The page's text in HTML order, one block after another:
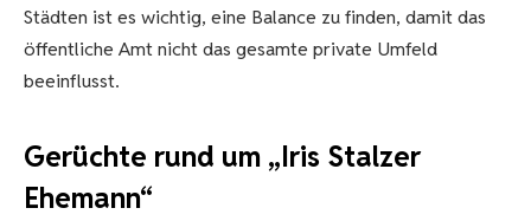
Städten ist es wichtig, eine Balance zu finden, damit das
öffentliche Amt nicht das gesamte private Umfeld
beeinflusst.
Gerüchte rund um „Iris Stalzer
Ehemann“